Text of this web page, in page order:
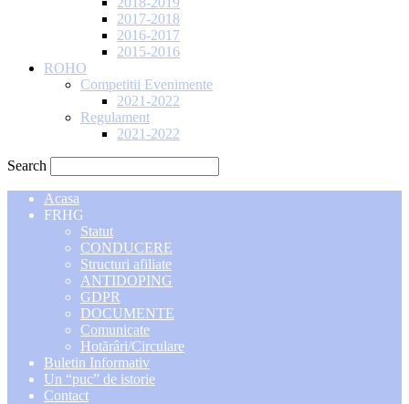
2017-2018
2016-2017
2015-2016
ROHO
Competitii Evenimente
2021-2022
Regulament
2021-2022
Search
Acasa
FRHG
Statut
CONDUCERE
Structuri afiliate
ANTIDOPING
GDPR
DOCUMENTE
Comunicate
Hotărâri/Circulare
Buletin Informativ
Un “puc” de istorie
Contact